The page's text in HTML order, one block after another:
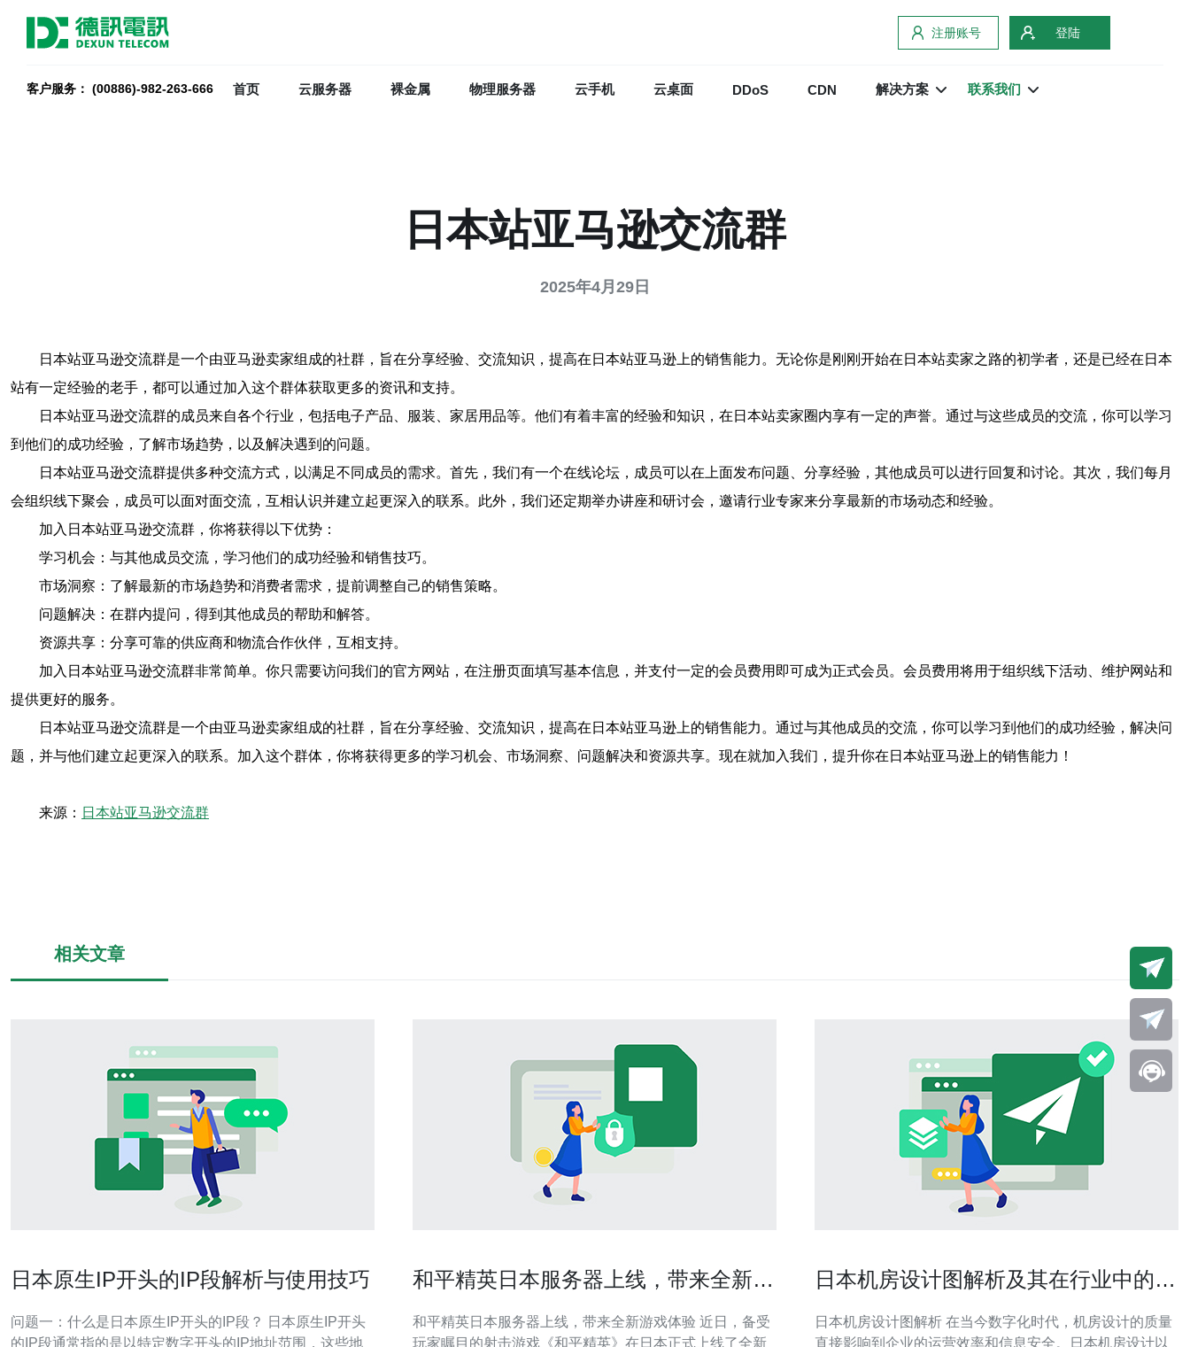
注册账号 登陆
客户服务： (00886)-982-263-666 首页 云服务器 裸金属 物理服务器 云手机 云桌面 DDoS CDN 解决方案 联系我们
日本站亚马逊交流群
2025年4月29日
日本站亚马逊交流群是一个由亚马逊卖家组成的社群，旨在分享经验、交流知识，提高在日本站亚马逊上的销售能力。无论你是刚刚开始在日本站卖家之路的初学者，还是已经在日本
站有一定经验的老手，都可以通过加入这个群体获取更多的资讯和支持。
日本站亚马逊交流群的成员来自各个行业，包括电子产品、服装、家居用品等。他们有着丰富的经验和知识，在日本站卖家圈内享有一定的声誉。通过与这些成员的交流，你可以学习
到他们的成功经验，了解市场趋势，以及解决遇到的问题。
日本站亚马逊交流群提供多种交流方式，以满足不同成员的需求。首先，我们有一个在线论坛，成员可以在上面发布问题、分享经验，其他成员可以进行回复和讨论。其次，我们每月
会组织线下聚会，成员可以面对面交流，互相认识并建立起更深入的联系。此外，我们还定期举办讲座和研讨会，邀请行业专家来分享最新的市场动态和经验。
加入日本站亚马逊交流群，你将获得以下优势：
学习机会：与其他成员交流，学习他们的成功经验和销售技巧。
市场洞察：了解最新的市场趋势和消费者需求，提前调整自己的销售策略。
问题解决：在群内提问，得到其他成员的帮助和解答。
资源共享：分享可靠的供应商和物流合作伙伴，互相支持。
加入日本站亚马逊交流群非常简单。你只需要访问我们的官方网站，在注册页面填写基本信息，并支付一定的会员费用即可成为正式会员。会员费用将用于组织线下活动、维护网站和
提供更好的服务。
日本站亚马逊交流群是一个由亚马逊卖家组成的社群，旨在分享经验、交流知识，提高在日本站亚马逊上的销售能力。通过与其他成员的交流，你可以学习到他们的成功经验，解决问
题，并与他们建立起更深入的联系。加入这个群体，你将获得更多的学习机会、市场洞察、问题解决和资源共享。现在就加入我们，提升你在日本站亚马逊上的销售能力！
来源： 日本站亚马逊交流群
相关文章
日本原生IP开头的IP段解析与使用技巧
问题一：什么是日本原生IP开头的IP段？ 日本原生IP开头
的IP段通常指的是以特定数字开头的IP地址范围，这些地
和平精英日本服务器上线，带来全新游
和平精英日本服务器上线，带来全新游戏体验 近日，备受
玩家瞩目的射击游戏《和平精英》在日本正式上线了全新
日本机房设计图解析及其在行业中的应
日本机房设计图解析 在当今数字化时代，机房设计的质量
直接影响到企业的运营效率和信息安全。日本机房设计以